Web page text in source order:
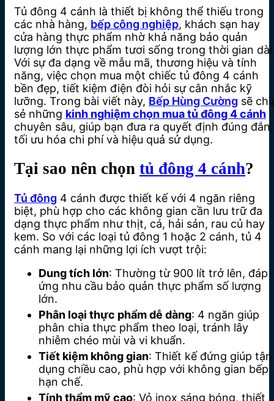
Tủ đông 4 cánh là thiết bị không thể thiếu trong
các nhà hàng, bếp công nghiệp, khách sạn hay
cửa hàng thực phẩm nhờ khả năng bảo quản
lượng lớn thực phẩm tươi sống trong thời gian
Với sự đa dạng về mẫu mã, thương hiệu và tính
năng, việc chọn mua một chiếc tủ đông 4 cánh
bền đẹp, tiết kiệm điện đòi hỏi sự cân nhắc kỹ
lưỡng. Trong bài viết này, Bếp Hùng Cường sẽ
sẻ những kinh nghiệm chọn mua tủ đông 4 cánh
chuyên sâu, giúp bạn đưa ra quyết định đúng đắn,
tối ưu hóa chi phí và hiệu quả sử dụng.
Tại sao nên chọn tủ đông 4 cánh?
Tủ đông 4 cánh được thiết kế với 4 ngăn riêng
biệt, phù hợp cho các không gian cần lưu trữ đa
dạng thực phẩm như thịt, cá, hải sản, rau củ hay
kem. So với các loại tủ đông 1 hoặc 2 cánh, tủ 4
cánh mang lại những lợi ích vượt trội:
Dung tích lớn: Thường từ 900 lít trở lên, đáp
ứng nhu cầu bảo quản thực phẩm số lượng
lớn.
Phân loại thực phẩm dễ dàng: 4 ngăn giúp
phân chia thực phẩm theo loại, tránh lây
nhiễm chéo mùi và vi khuẩn.
Tiết kiệm không gian: Thiết kế đứng giúp tận
dụng chiều cao, phù hợp với không gian bếp
hạn chế.
Tính thẩm mỹ cao: Vỏ inox sáng bóng, thiết